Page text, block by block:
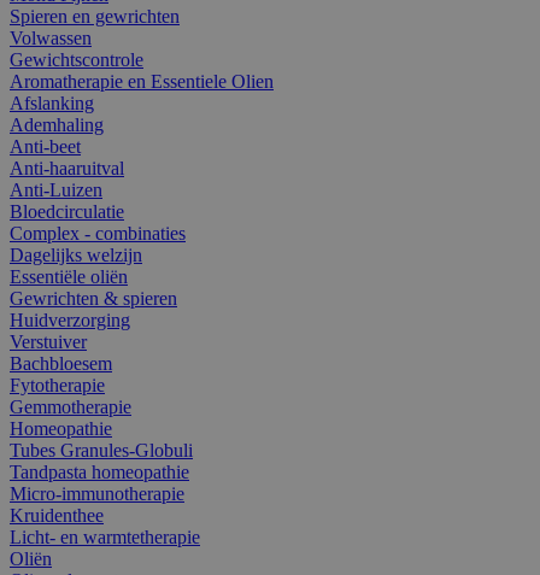
Spieren en gewrichten
Volwassen
Gewichtscontrole
Aromatherapie en Essentiele Olien
Afslanking
Ademhaling
Anti-beet
Anti-haaruitval
Anti-Luizen
Bloedcirculatie
Complex - combinaties
Dagelijks welzijn
Essentiële oliën
Gewrichten & spieren
Huidverzorging
Verstuiver
Bachbloesem
Fytotherapie
Gemmotherapie
Homeopathie
Tubes Granules-Globuli
Tandpasta homeopathie
Micro-immunotherapie
Kruidenthee
Licht- en warmtetherapie
Oliën